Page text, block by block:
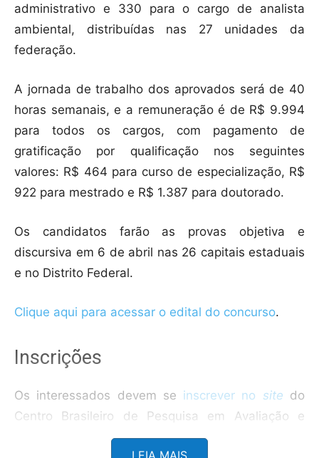
administrativo e 330 para o cargo de analista
ambiental, distribuídas nas 27 unidades da
federação.
A jornada de trabalho dos aprovados será de 40
horas semanais, e a remuneração é de R$ 9.994
para todos os cargos, com pagamento de
gratificação por qualificação nos seguintes
valores: R$ 464 para curso de especialização, R$
922 para mestrado e R$ 1.387 para doutorado.
Os candidatos farão as provas objetiva e
discursiva em 6 de abril nas 26 capitais estaduais
e no Distrito Federal.
Clique aqui para acessar o edital do concurso.
Inscrições
Os interessados devem se inscrever no site do
Centro Brasileiro de Pesquisa em Avaliação e
Seleção e de Promoção de Eventos (Cebraspe), a
LEIA MAIS